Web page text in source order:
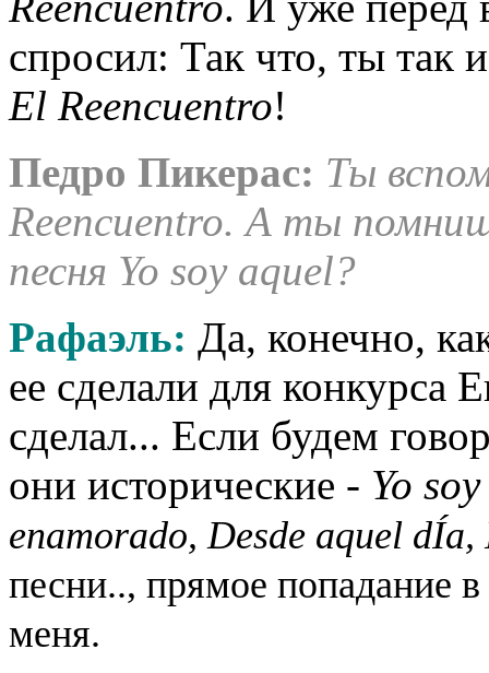
спросил: Так что, ты так
El Reencuentro!
Педро Пикерас: Ты
Reencuentro. А ты
песня Yo soy aquel?
Рафаэль: Да, конечно,
ее сделали для конкурса
сделал... Если будем
они исторические - Yo
enamorado, Desde aquel dÍa,
песни.., прямое попадание
меня.